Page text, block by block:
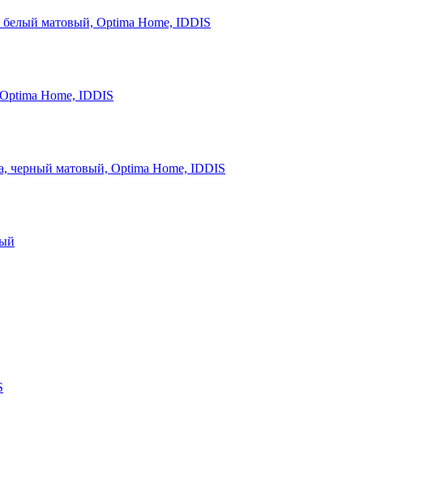
матовый, Optima Home, IDDIS
Home, IDDIS
черный матовый, Optima Home, IDDIS